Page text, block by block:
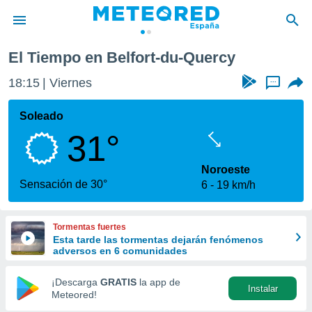
de
por
que se
calidad.
a este
las
y
forma
digital
basada
El Tiempo en Belfort-du-Quercy
18:15 Viernes ...
Soleado
31°
Sensación de 30°
Noroeste
6
19 km/h
Tormentas fuertes
Esta tarde las tormentas dejarán fenómenos
adversos en 6 comunidades
¡Descarga GRATIS la app de
Meteored!
Instalar